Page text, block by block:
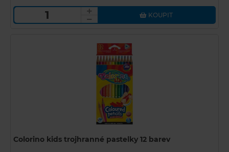
KOUPIT
Colorino kids trojhranné pastelky 12 barev